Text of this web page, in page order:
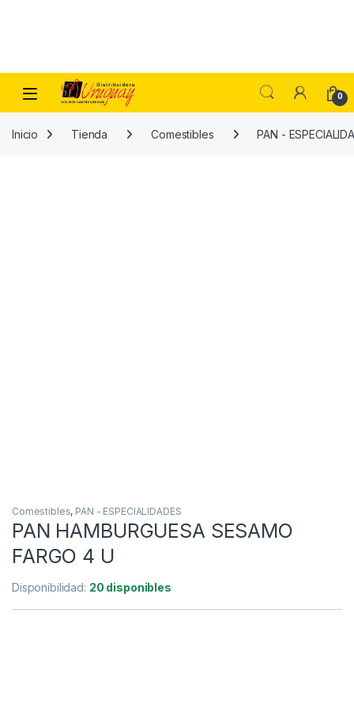
Skip to navigation
Skip to content
0
Inicio Tienda Comestibles PAN -
Comestibles, PAN - ESPECIALIDADES
PAN HAMBURGUESA SESAMO
FARGO 4 U
Disponibilidad: 20 disponibles